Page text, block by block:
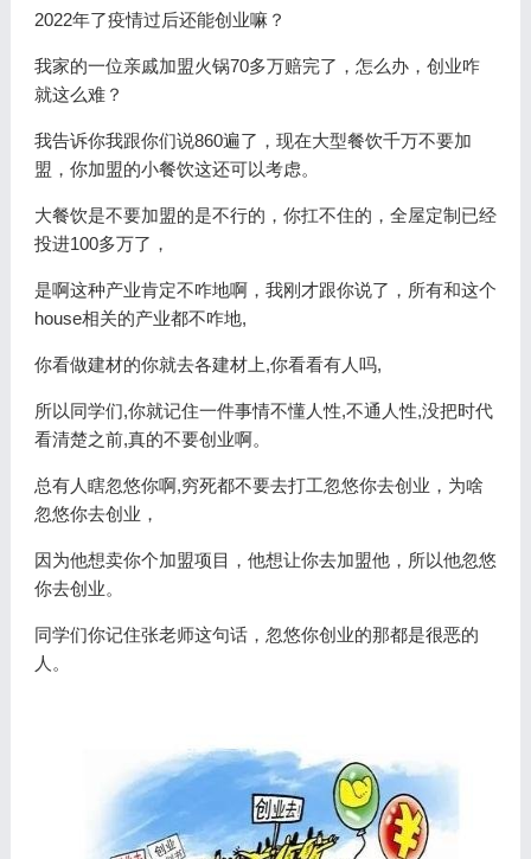
2022年了疫情过后还能创业嘛？
我家的一位亲戚加盟火锅70多万赔完了，怎么办，创业咋
就这么难？
我告诉你我跟你们说860遍了，现在大型餐饮千万不要加
盟，你加盟的小餐饮这还可以考虑。
大餐饮是不要加盟的是不行的，你扛不住的，全屋定制已经
投进100多万了，
是啊这种产业肯定不咋地啊，我刚才跟你说了，所有和这个
house相关的产业都不咋地,
你看做建材的你就去各建材上,你看看有人吗,
所以同学们,你就记住一件事情不懂人性,不通人性,没把时代
看清楚之前,真的不要创业啊。
总有人瞎忽悠你啊,穷死都不要去打工忽悠你去创业，为啥
忽悠你去创业，
因为他想卖你个加盟项目，他想让你去加盟他，所以他忽悠
你去创业。
同学们你记住张老师这句话，忽悠你创业的那都是很恶的
人。